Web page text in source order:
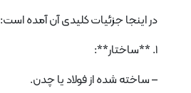
در اینجا جزئیات کلیدی آن آمده است:
1. **ساختار**:
– ساخته شده از فولاد یا چدن.